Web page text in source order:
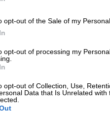
opt-out of the Sale of my Personal
opt-out of processing my
opt-out of Collection, Use,
Data that Is Unrelated
στον ελληνικό
– Στο